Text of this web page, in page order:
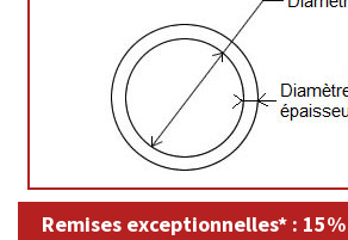
Remises exceptionnelles* :